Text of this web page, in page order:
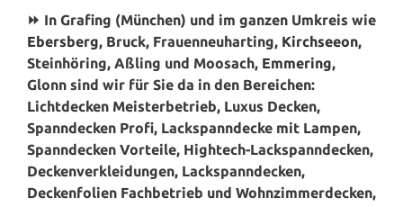
⏩ In Grafing (München) und im ganzen Umkreis wie
Ebersberg, Bruck, Frauenneuharting, Kirchseeon,
Steinhöring, Aßling und Moosach, Emmering,
Glonn sind wir für Sie da in den Bereichen:
Lichtdecken Meisterbetrieb, Luxus Decken,
Spanndecken Profi, Lackspanndecke mit Lampen,
Spanndecken Vorteile, Hightech-Lackspanndecken,
Deckenverkleidungen, Lackspanndecken,
Deckenfolien Fachbetrieb und Wohnzimmerdecken,